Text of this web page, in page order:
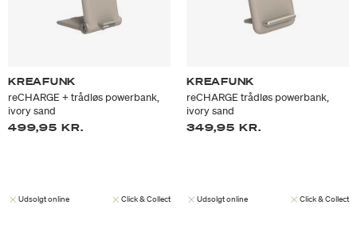
KREAFUNK
reCHARGE + trådløs powerbank,
ivory sand
499,95 KR.
Udsolgt online Click & Collect
KREAFUNK
reCHARGE trådløs powerbank,
ivory sand
349,95 KR.
Udsolgt online Click & Collect